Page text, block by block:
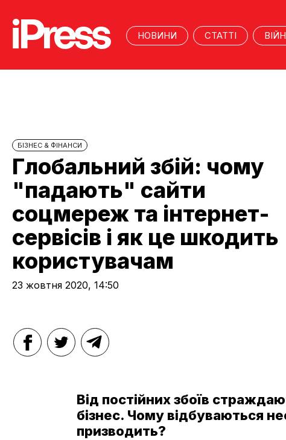
НОВИНИ СТАТТІ
БІЗНЕС & ФІНАНСИ
Глобальний збій: чому
"падають" сайти
соцмереж та інтернет-
сервісів і як це шкодить
користувачам
23 жовтня 2020, 14:50
Від постійних збоїв
бізнес. Чому відбуваються
призводить?